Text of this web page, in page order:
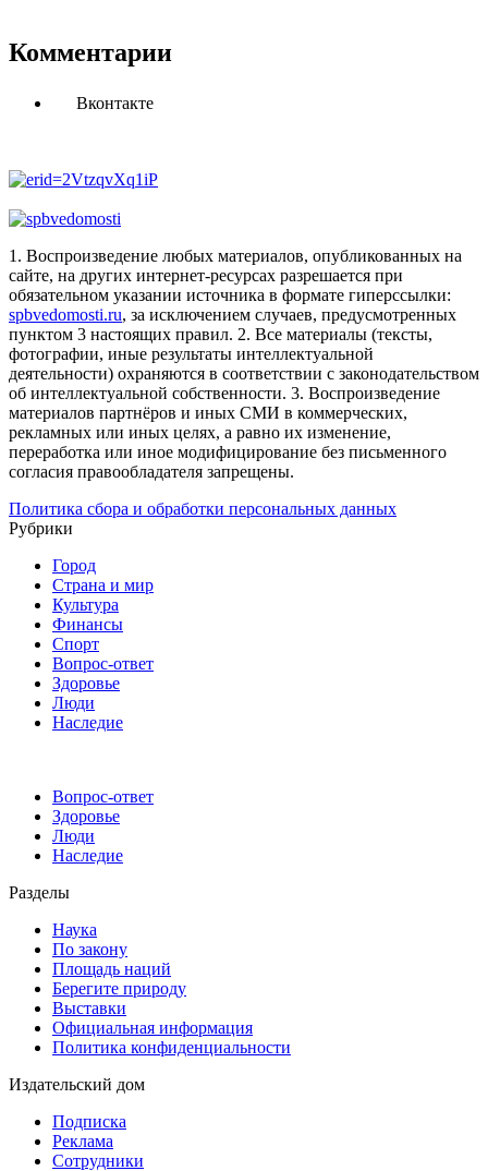
Комментарии
Вконтакте
1. Воспроизведение любых материалов, опубликованных на
сайте, на других интернет-ресурсах разрешается при
обязательном указании источника в формате гиперссылки:
spbvedomosti.ru, за исключением случаев, предусмотренных
пунктом 3 настоящих правил. 2. Все материалы (тексты,
фотографии, иные результаты интеллектуальной
деятельности) охраняются в соответствии с законодательством
об интеллектуальной собственности. 3. Воспроизведение
материалов партнёров и иных СМИ в коммерческих,
рекламных или иных целях, а равно их изменение,
переработка или иное модифицирование без письменного
согласия правообладателя запрещены.
Политика сбора и обработки персональных данных
Рубрики
Город
Страна и мир
Культура
Финансы
Спорт
Вопрос-ответ
Здоровье
Люди
Наследие
Вопрос-ответ
Здоровье
Люди
Наследие
Разделы
Наука
По закону
Площадь наций
Берегите природу
Выставки
Официальная информация
Политика конфиденциальности
Издательский дом
Подписка
Реклама
Сотрудники